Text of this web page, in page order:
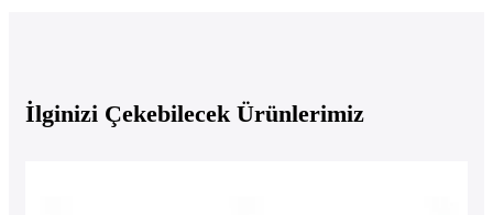
İlginizi Çekebilecek Ürünlerimiz